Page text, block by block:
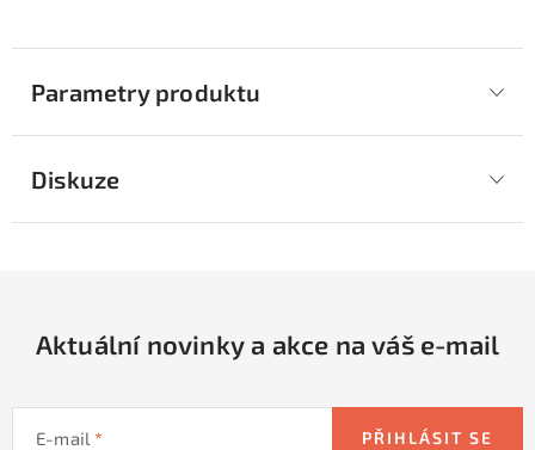
Parametry produktu
Diskuze
Aktuální novinky a akce na váš e-mail
E-mail PŘIHLÁSIT SE